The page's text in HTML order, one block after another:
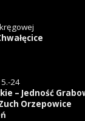
24
– Jedność
Orzepowice